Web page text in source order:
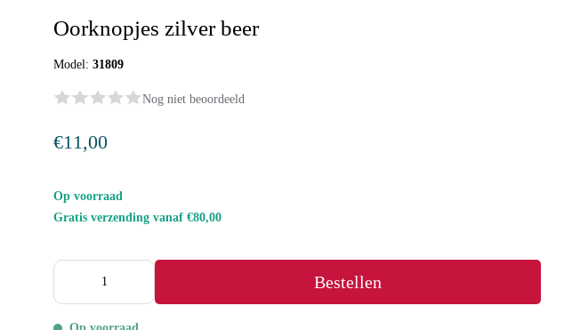
Oorknopjes zilver beer
Model:31809
Nog niet beoordeeld
€11,00
Op voorraad
Gratis verzending vanaf €80,00
Bestellen